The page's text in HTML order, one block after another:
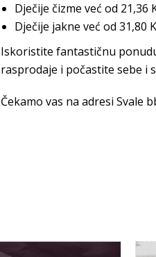
Dječije čizme već od 21,36
Dječije jakne već od 31,80
Iskoristite fantastičnu
rasprodaje i počastite sebe i
Čekamo vas na adresi Svale